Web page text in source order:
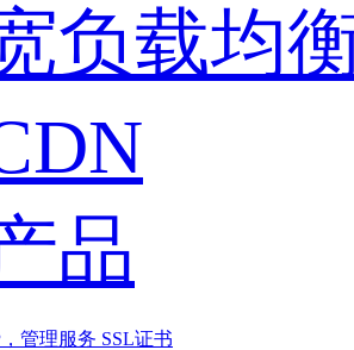
负载均
品
管理服务 SSL证书